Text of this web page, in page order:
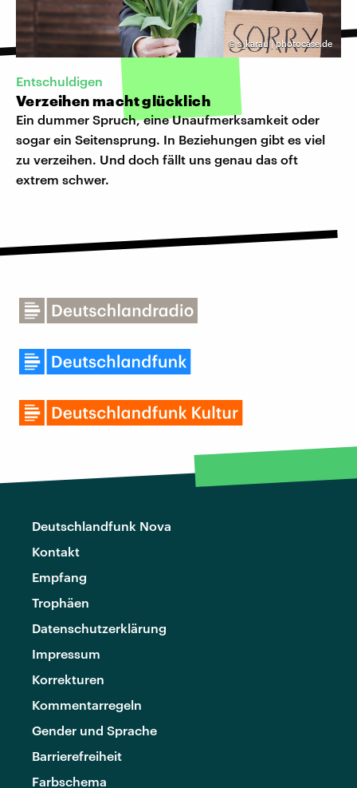
© s_karau | photocase.de
Entschuldigen
Verzeihen macht glücklich
Ein dummer Spruch, eine Unaufmerksamkeit oder
sogar ein Seitensprung. In Beziehungen gibt es viel
zu verzeihen. Und doch fällt uns genau das oft
extrem schwer.
Deutschlandfunk Nova
Kontakt
Empfang
Trophäen
Datenschutzerklärung
Impressum
Korrekturen
Kommentarregeln
Gender und Sprache
Barrierefreiheit
Farbschema